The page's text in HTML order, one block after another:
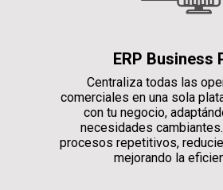
ERP Business
Centraliza todas las
comerciales en una sola
con tu negocio,
necesidades
procesos repetitivos,
mejorando la